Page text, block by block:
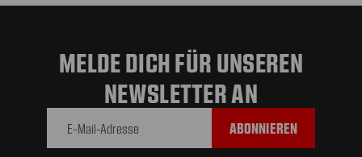
MELDE DICH FÜR UNSEREN
NEWSLETTER AN